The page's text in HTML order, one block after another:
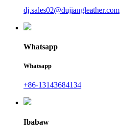
dj.sales02@dujiangleather.com
Whatsapp
Whatsapp
+86-13143684134
Ibabaw